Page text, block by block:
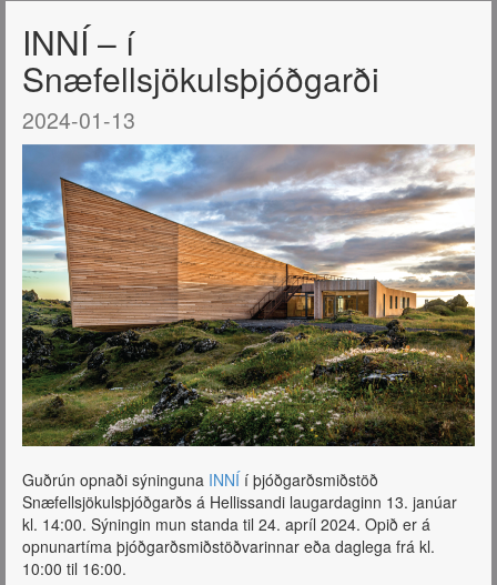
INNÍ – í
Snæfellsjökulsþjóðgarði
2024-01-13
Guðrún opnaði sýninguna INNÍ í þjóðgarðsmiðstöð
Snæfellsjökulsþjóðgarðs á Hellissandi laugardaginn 13. janúar
kl. 14:00. Sýningin mun standa til 24. apríl 2024. Opið er á
opnunartíma þjóðgarðsmiðstöðvarinnar eða daglega frá kl.
10:00 til 16:00.